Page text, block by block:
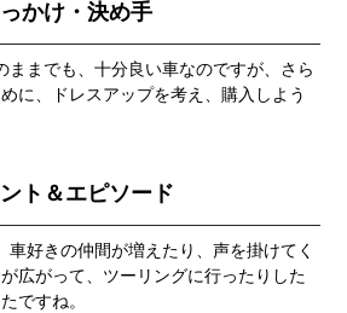
かけ・決め手
ままでも、十分良い車なのですが、さら
に、ドレスアップを考え、購入しよう
ト＆エピソード
車好きの仲間が増えたり、声を掛けてく
広がって、ツーリングに行ったりした
ですね。